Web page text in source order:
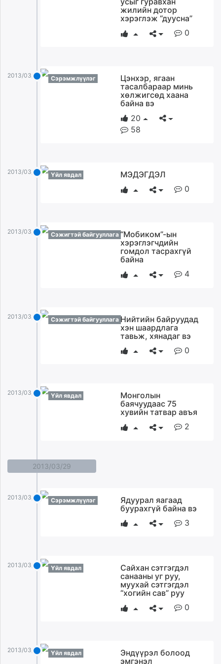
shuud.mn
eagle.mn
urlag.mn
unen.mn
unuudur.mn
times.mn
tac.mn
paparazzi.mn
жилийн дотор
хэрэглэж “дуусна”
0
2013/03/31 Сэрэмжлүүлэг
Цэнхэр, ягаан
тасалбараар минь
хөлжигсөд хаана
байна вэ
20
58
2013/03/31 Үйл явдал
МЭДЭГДЭЛ
0
2013/03/31 Сэжигтэй байгууллага “Мобиком”-ын
хэрэглэгчдийн
гомдол тасрахгүй
байна
4
2013/03/31 Сэжигтэй байгууллага Нийтийн байруудад
хэн шаардлага
тавьж, хянадаг вэ
0
2013/03/31 Үйл явдал
Монголын
баячуудаас 75
хувийн татвар авъя
2
2013/03/29
2013/03/29 Сэрэмжлүүлэг
Ядуурал яагаад
буурахгүй байна вэ
3
2013/03/29 Үйл явдал
Сайхан сэтгэгдэл
санааны уг руу,
муухай сэтгэгдэл
“хогийн сав” руу
0
2013/03/29 Үйл явдал
Эндүүрэл болоод
эмгэнэл